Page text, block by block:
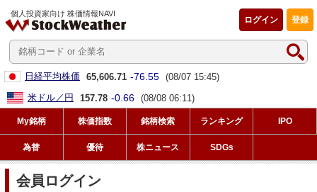
個人投資家向け 株価情報NAVI
登録
ログイン
日経平均株価 65,606.71 -76.55 (08/07 15:45)
米ドル／円
157.78 -0.66 (08/08 06:11)
My銘柄 株価指数 銘柄検索 ランキング IPO
為替 優待 株ニュース SDGs
会員ログイン